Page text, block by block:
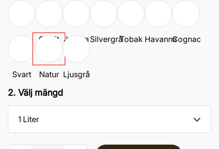
Vit Grafit Jatoba SilvergråTobak HavannaCognac
Svart Natur Ljusgrå
2. Välj mängd